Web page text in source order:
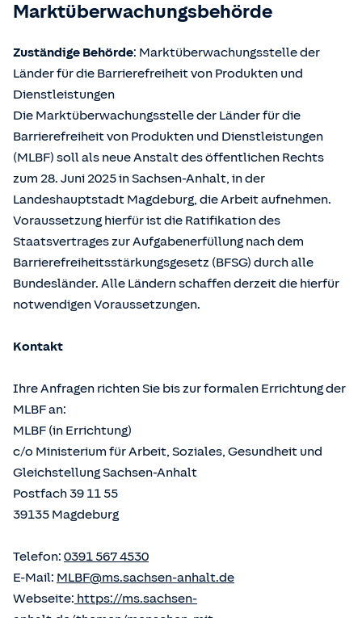
Marktüberwachungsbehörde
Zuständige Behörde: Marktüberwachungsstelle der
Länder für die Barrierefreiheit von Produkten und
Dienstleistungen
Die Marktüberwachungsstelle der Länder für die
Barrierefreiheit von Produkten und Dienstleistungen
(MLBF) soll als neue Anstalt des öffentlichen Rechts
zum 28. Juni 2025 in Sachsen-Anhalt, in der
Landeshauptstadt Magdeburg, die Arbeit aufnehmen.
Voraussetzung hierfür ist die Ratifikation des
Staatsvertrages zur Aufgabenerfüllung nach dem
Barrierefreiheitsstärkungsgesetz (BFSG) durch alle
Bundesländer. Alle Ländern schaffen derzeit die hierfür
notwendigen Voraussetzungen.
Kontakt
Ihre Anfragen richten Sie bis zur formalen Errichtung der
MLBF an:
MLBF (in Errichtung)
c/o Ministerium für Arbeit, Soziales, Gesundheit und
Gleichstellung Sachsen-Anhalt
Postfach 39 11 55
39135 Magdeburg
Telefon: 0391 567 4530
E-Mail: MLBF@ms.sachsen-anhalt.de
Webseite: https://ms.sachsen-